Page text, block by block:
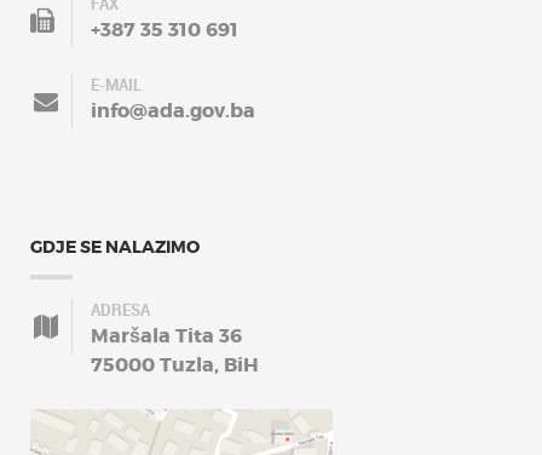
+387 35 310 691
E-MAIL
info@ada.gov.ba
GDJE SE NALAZIMO
ADRESA
Maršala Tita 36
75000 Tuzla, BiH